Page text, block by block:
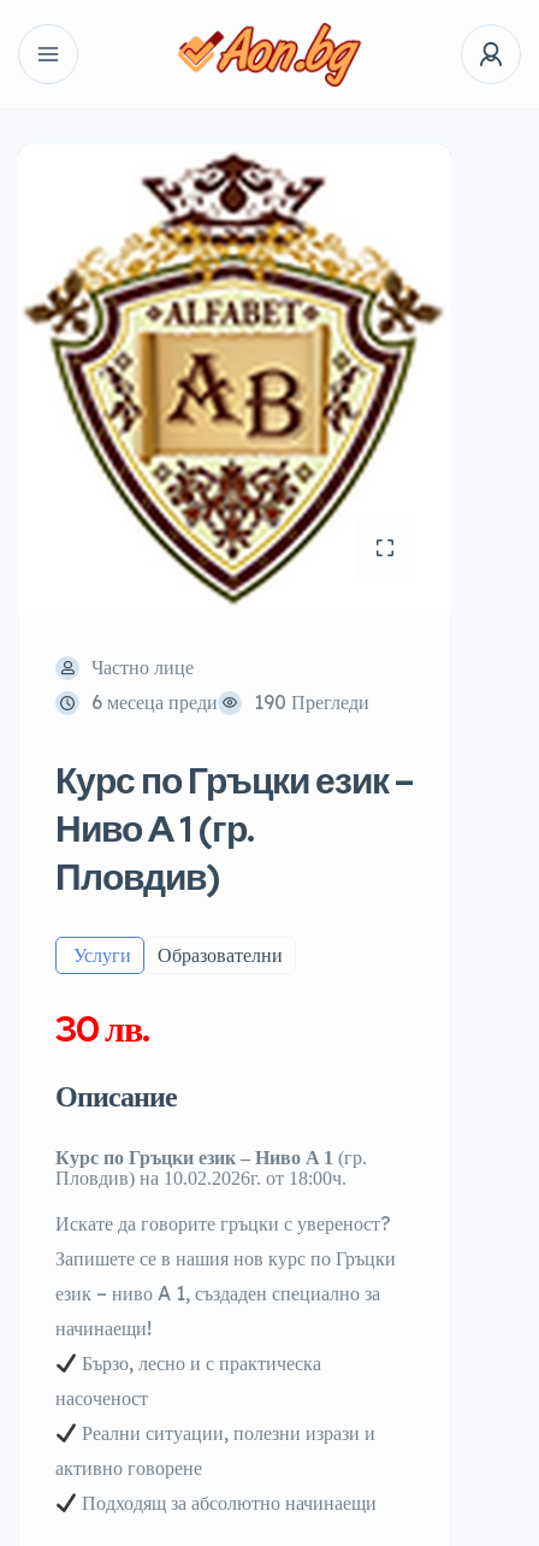
Частно лице
6 месеца преди
190 Прегледи
Курс по Гръцки език –
Ниво A 1 (гр.
Пловдив)
️ Услуги Образователни
30 лв.
Описание
Курс по Гръцки език – Ниво A 1 (гр.
Пловдив) на 10.02.2026г. от 18:00ч.
Искате да говорите гръцки с увереност?
Запишете се в нашия нов курс по Гръцки
език – ниво A 1, създаден специално за
начинаещи!
Бързо, лесно и с практическа
насоченост
Реални ситуации, полезни изрази и
активно говорене
Подходящ за абсолютно начинаещи